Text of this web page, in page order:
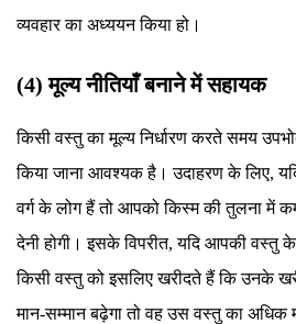
व्यवहार का अध्ययन किया हो।
(4) मूल्य नीतियाँ बनाने में सहायक
किसी वस्तु का मूल्य निर्धारण करते समय
किया जाना आवश्यक है। उदाहरण के लिए,
वर्ग के लोग हैं तो आपको किस्म की तुलना में
देनी होगी। इसके विपरीत, यदि आपकी वस्तु
किसी वस्तु को इसलिए खरीदते हैं कि उनके
मान-सम्मान बढ़ेगा तो वह उस वस्तु का